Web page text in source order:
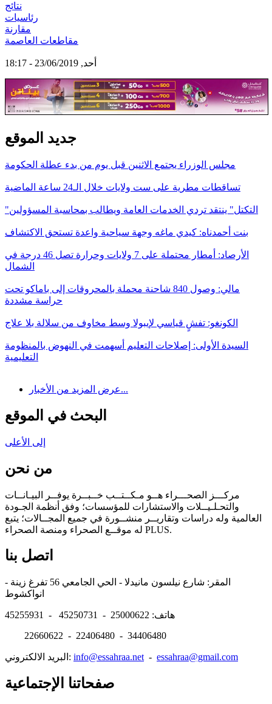
نتائج
رئاسيات
مقارنة
مقاطعات العاصمة
أحد, 23/06/2019 - 18:17
جديد الموقع
مجلس الوزراء يجتمع الاثنين قبل يوم من بدء عطلة الحكومة
تساقطات مطرية على ست ولايات خلال الـ24 ساعة الماضية
"التكتل" ينتقد تردي الخدمات العامة ويطالب بمحاسبة المسؤولين
بنت أحمدناه: كيدي ماغه وجهة سياحية واعدة تستحق الاكتشاف
الأرصاد: أمطار محتملة على 7 ولايات وحرارة تصل 46 درجة في
الشمال
مالي: وصول 840 شاحنة محملة بالمحروقات إلى باماكو تحت
حراسة مشددة
الكونغو: تفشٍ قياسي لإيبولا وسط مخاوف من سلالة بلا علاج
السيدة الأولى: إصلاحات التعليم أسهمت في النهوض بالمنظومة
التعليمية
عرض المزيد من الأخبار...
البحث في الموقع
إلى الأعلى
من نحن
مركـــز الصحـــراء هــو مـكــتــب خــبــرة يوفــر البيـانــات
والتحـلـيــلات والاستشارات للمؤسسات؛ وفق أنظمة الجـودة
العالمية وله دراسات وتقاريــر منشــورة في جميع المجــالات؛ يتبع
له موقــع الصحراء ومنصة الصحراء PLUS.
اتصل بنا
المقر: شارع نيلسون مانيدلا - الحي الجامعي 56 تفرغ زينة -
هاتف: 25000622 - 45250731 - 45255931
22660622 - 22406480 - 34406480
البريد الالكتروني: info@essahraa.net - essahraa@gmail.com
صفحاتنا الإجتماعية